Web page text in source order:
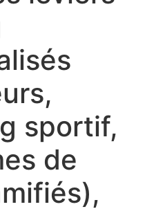
sportif,
de